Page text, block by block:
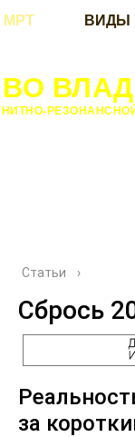
МРТ ВИДЫ
Статьи ›
Сбрось
за